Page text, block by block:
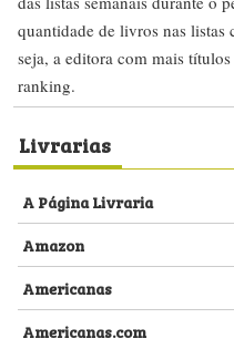
quantidade de livros nas listas
seja, a editora com mais
ranking.
Livrarias
A Página Livraria
Amazon
Americanas
Americanas.com